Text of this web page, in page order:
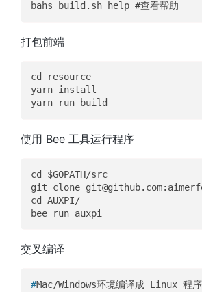
打包前端
cd resource
yarn install
使用 Bee 工具运行程序
cd $GOPATH/src
git clone
cd AUXPI/
交叉编译
#Mac/Windows环境编译成 Linux 程序